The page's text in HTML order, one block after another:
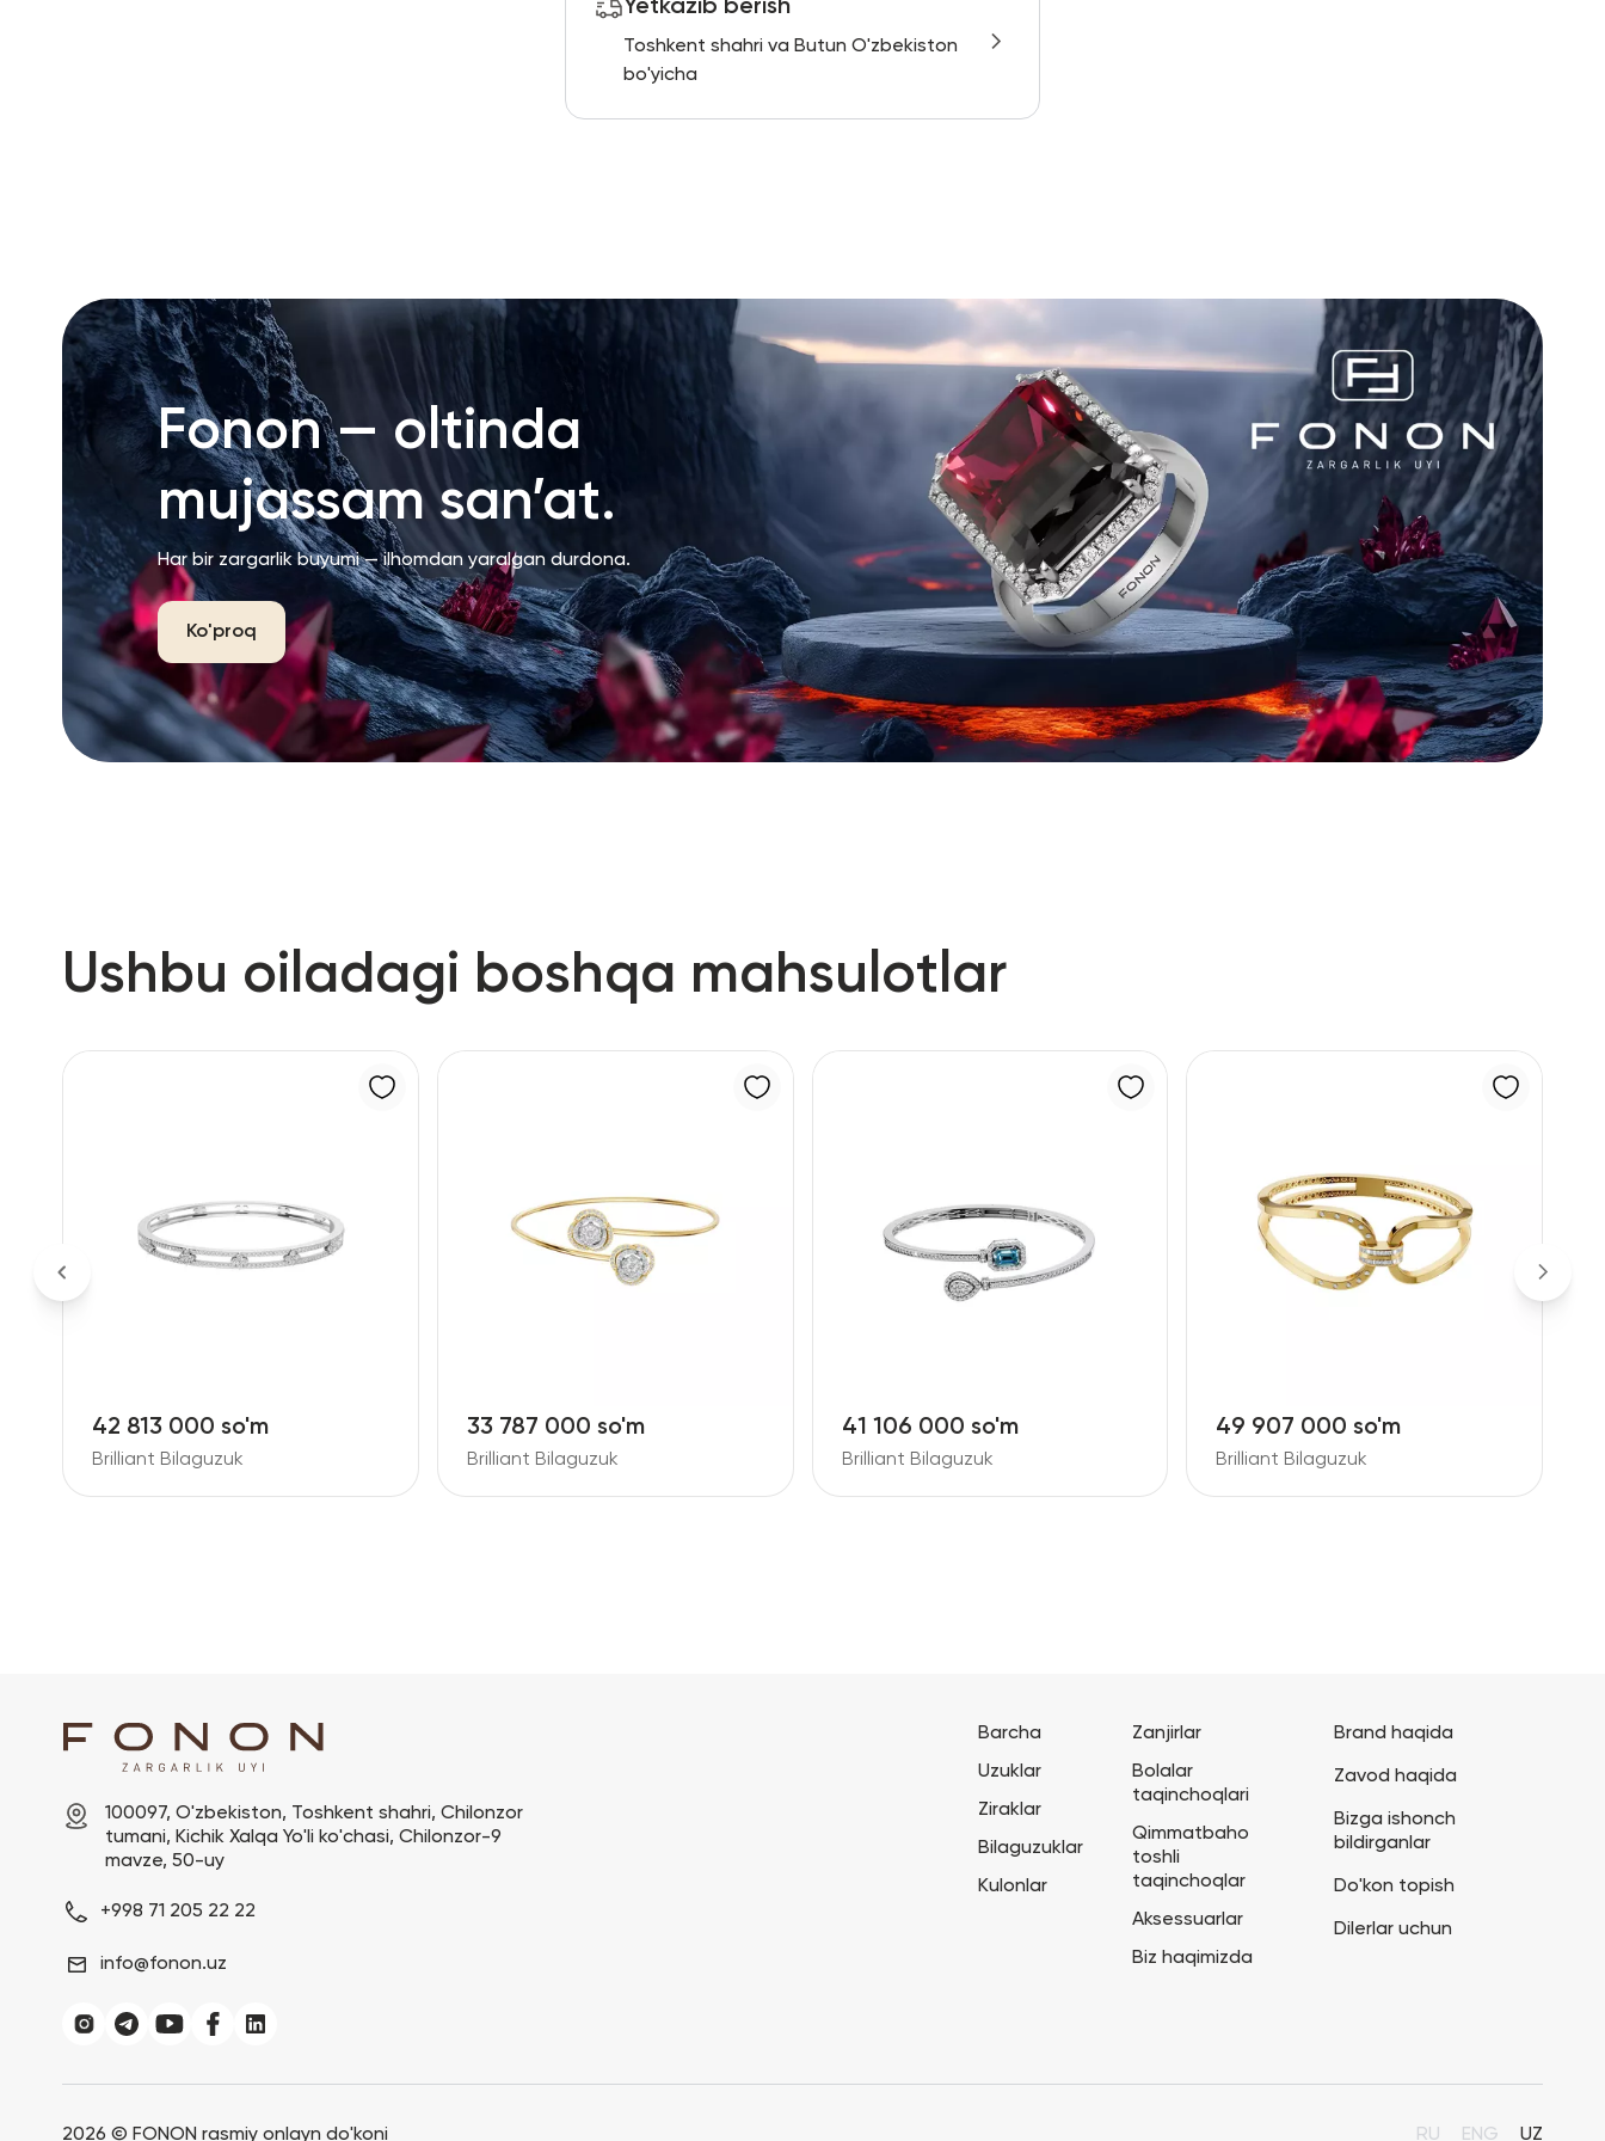
Yetkazib berish
Toshkent shahri va Butun O'zbekiston
bo'yicha
Fonon — oltinda
mujassam san’at.
Har bir zargarlik buyumi — ilhomdan yaralgan durdona.
Ko'proq
Ushbu oiladagi boshqa mahsulotlar
42 813 000 so'm
Brilliant Bilaguzuk
33 787 000 so'm
Brilliant Bilaguzuk
41 106 000 so'm
Brilliant Bilaguzuk
49 907 000 so'm
Brilliant Bilaguzuk
100097, O'zbekiston, Toshkent shahri, Chilonzor
tumani, Kichik Xalqa Yo'li ko'chasi, Chilonzor-9
mavze, 50-uy
+998 71 205 22 22
info@fonon.uz
Barcha
Uzuklar
Ziraklar
Bilaguzuklar
Kulonlar
Zanjirlar
Bolalar
taqinchoqlari
Qimmatbaho
toshli
taqinchoqlar
Aksessuarlar
Biz haqimizda
Brand haqida
Zavod haqida
Bizga ishonch
bildirganlar
Do'kon topish
Dilerlar uchun
2026 © FONON rasmiy onlayn do'koni RU ENG UZ